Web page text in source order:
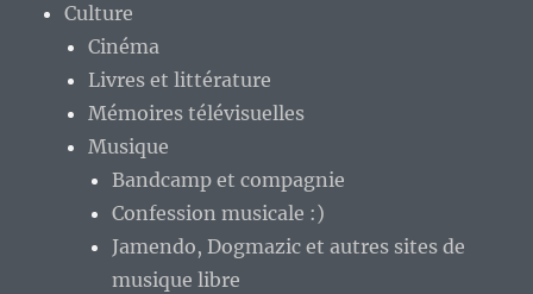
Culture
Cinéma
Livres et littérature
Mémoires télévisuelles
Musique
Bandcamp et compagnie
Confession musicale :)
Jamendo, Dogmazic et autres sites de
musique libre